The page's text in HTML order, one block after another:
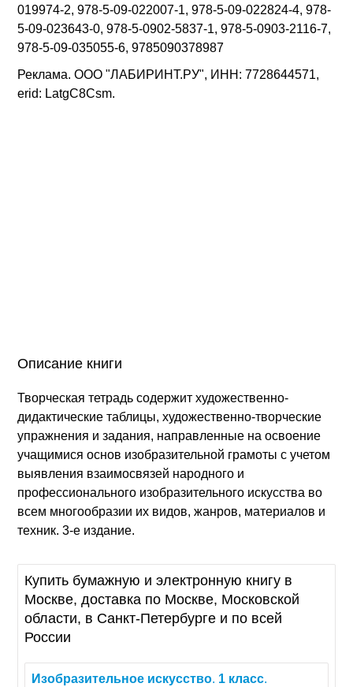
019974-2, 978-5-09-022007-1, 978-5-09-022824-4, 978-
5-09-023643-0, 978-5-0902-5837-1, 978-5-0903-2116-7,
978-5-09-035055-6, 9785090378987
Реклама. ООО "ЛАБИРИНТ.РУ", ИНН: 7728644571,
erid: LatgC8Csm.
Описание книги
Творческая тетрадь содержит художественно-
дидактические таблицы, художественно-творческие
упражнения и задания, направленные на освоение
учащимися основ изобразительной грамоты с учетом
выявления взаимосвязей народного и
профессионального изобразительного искусства во
всем многообразии их видов, жанров, материалов и
техник. 3-е издание.
Купить бумажную и электронную книгу в
Москве, доставка по Москве, Московской
области, в Санкт-Петербурге и по всей
России
Изобразительное искусство. 1 класс.